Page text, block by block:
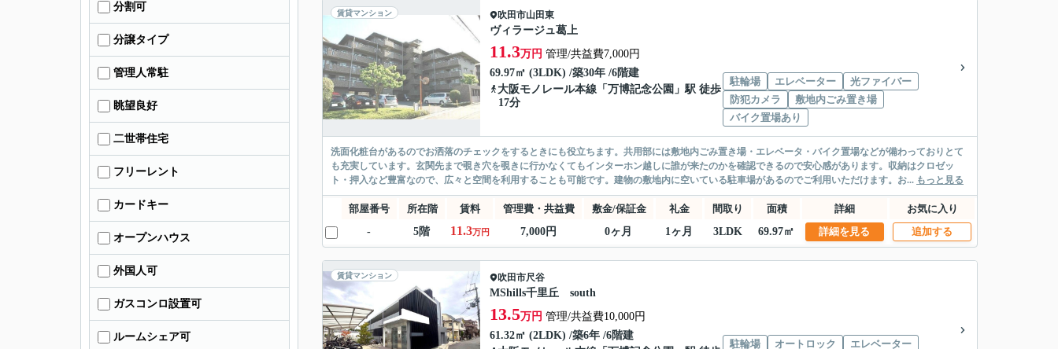
賃貸マンション 吹田市山田東
ヴィラージュ葛上
11.3万円 管理/共益費7,000円
69.97㎡ (3LDK) /築30年 /6階建
大阪モノレール本線 「 万博記念公園 」駅 徒歩
17分
駐輪場 エレベーター
光ファイバー
防犯カメラ
敷地内ごみ置き場
バイク置場あり
洗面化粧台があるのでお洒落のチェックをするときにも役立ちます。共用部には敷地内ごみ置き場・エレベータ・バイク置場などが備わっておりとて
も充実しています。玄関先まで覗き穴を覗きに行かなくてもインターホン越しに誰が来たのかを確認できるので安心感があります。収納はクロゼッ
ト・押入など豊富なので、広々と空間を利用することも可能です。建物の敷地内に空いている駐車場があるのでご利用いただけます。お... もっと見る
部屋番号 所在階 賃料 管理費・共益費 敷金/保証金 礼金 間取り 面積 詳細
お気に入り
-
5階 11.3万円 7,000円 0ヶ月 1ヶ月 3LDK 69.97㎡ 詳細を見る 追加する
賃貸マンション 吹田市尺谷
MShills千里丘 south
13.5万円 管理/共益費10,000円
61.32㎡ (2LDK) /築6年 /6階建
駐輪場 オートロック
エレベーター
分割可
分譲タイプ
管理人常駐
眺望良好
二世帯住宅
フリーレント
カードキー
オープンハウス
外国人可
ガスコンロ設置可
ルームシェア可